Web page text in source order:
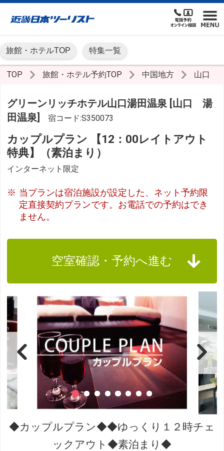
旅館・ホテルTOP 特集一覧
TOP 旅館・ホテル予約TOP 中国地方 山口
グリーンリッチホテル山口湯田温泉 [山口 湯
田温泉]
宿コード:S350073
カップルプラン 【12：00レイトアウト
特典】（素泊まり）
インターネット限定
当プランは宿泊施設が設定した、ネット予約限
定直接契約プランです。お電話での予約はでき
ません。
空室確認・予約へ進む
◆カップルプラン◆◆ゆっくり１２時チェ
ックアウト◆素泊まり◆